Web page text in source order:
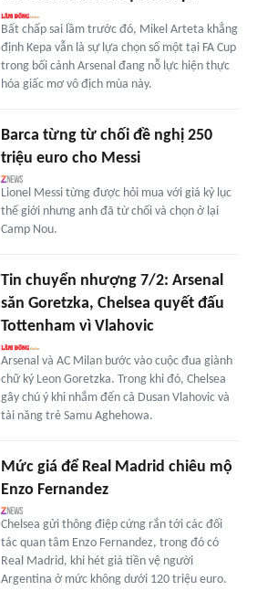
Bất chấp sai lầm trước đó, Mikel Arteta khẳng
định Kepa vẫn là sự lựa chọn số một tại FA Cup
trong bối cảnh Arsenal đang nỗ lực hiện thực
hóa giấc mơ vô địch mùa này.
Barca từng từ chối đề nghị 250
triệu euro cho Messi
Lionel Messi từng được hỏi mua với giá kỷ lục
thế giới nhưng anh đã từ chối và chọn ở lại
Camp Nou.
Tin chuyển nhượng 7/2: Arsenal
săn Goretzka, Chelsea quyết đấu
Tottenham vì Vlahovic
Arsenal và AC Milan bước vào cuộc đua giành
chữ ký Leon Goretzka. Trong khi đó, Chelsea
gây chú ý khi nhắm đến cả Dusan Vlahovic và
tài năng trẻ Samu Aghehowa.
Mức giá để Real Madrid chiêu mộ
Enzo Fernandez
Chelsea gửi thông điệp cứng rắn tới các đối
tác quan tâm Enzo Fernandez, trong đó có
Real Madrid, khi hét giá tiền vệ người
Argentina ở mức không dưới 120 triệu euro.